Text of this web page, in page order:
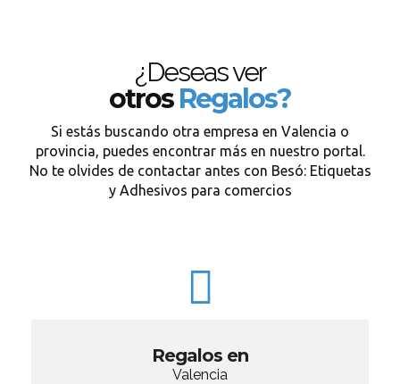
¿Deseas ver
otrosRegalos?
Si estás buscando otra empresa en Valencia o
provincia, puedes encontrar más en nuestro portal.
No te olvides de contactar antes con Besó: Etiquetas
y Adhesivos para comercios
Regalos en
Valencia